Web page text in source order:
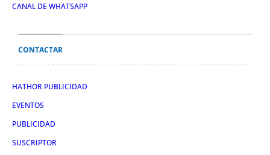
CANAL DE WHATSAPP
CONTACTAR
HATHOR PUBLICIDAD
EVENTOS
PUBLICIDAD
SUSCRIPTOR